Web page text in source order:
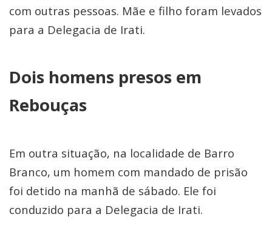
com outras pessoas. Mãe e filho foram levados
para a Delegacia de Irati.
Dois homens presos em
Rebouças
Em outra situação, na localidade de Barro
Branco, um homem com mandado de prisão
foi detido na manhã de sábado. Ele foi
conduzido para a Delegacia de Irati.